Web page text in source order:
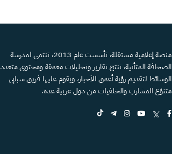
منصة إعلامية مستقلة، تأسست عام 2013، تنتمي لمدرسة
الصحافة المتأنية، تنتج تقارير وتحليلات معمقة ومحتوى متعدد
الوسائط لتقديم رؤية أعمق للأخبار، ويقوم عليها فريق شبابي
متنوّع المشارب والخلفيات من دول عربية عدة.